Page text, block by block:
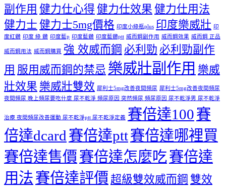
副作用 健力仕心得 健力仕效果 健力仕用法
健力士 健力士5mg價格 印度小綠瓶plus 印度樂威壯 印
度紅鑽 印度 綠 鑽 印度藍p 印度藍鑽 印度藍鑽ptt 威而鋼副作用 威而鋼效果 威而鋼 正品
威而鋼用法 威而鋼購買 強 效威而鋼 必利勁 必利勁副作
用 服用威而鋼的禁忌 樂威壯副作用 樂威
壯效果 樂威壯雙效 犀利士5mg改善夜間頻尿 犀利士5mg改善夜間頻尿
夜間頻尿 晚上頻尿要吃什麼 尿不乾淨 頻尿原因 突然頻尿 頻尿原因 尿不乾淨男 尿不乾淨
治療 夜間頻尿改善運動 尿不乾淨ptt 尿不乾淨定義 賽倍達100賽
倍達dcard 賽倍達ptt賽倍達哪裡買
賽倍達售價 賽倍達怎麼吃賽倍達
用法賽倍達評價 超級雙效威而鋼 雙效